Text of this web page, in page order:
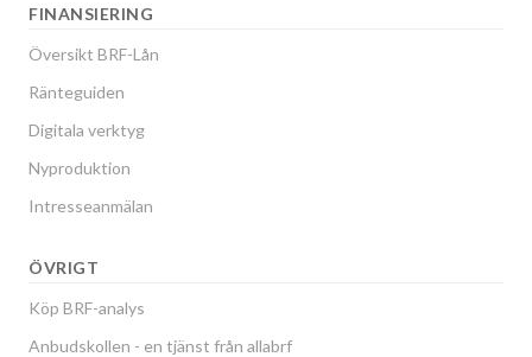
FINANSIERING
Översikt BRF-Lån
Ränteguiden
Digitala verktyg
Nyproduktion
Intresseanmälan
ÖVRIGT
Köp BRF-analys
Anbudskollen - en tjänst från allabrf